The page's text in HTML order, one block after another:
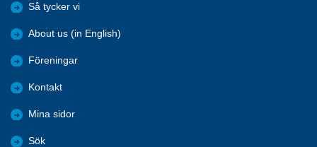
Så tycker vi
About us (in English)
Föreningar
Kontakt
Mina sidor
Sök